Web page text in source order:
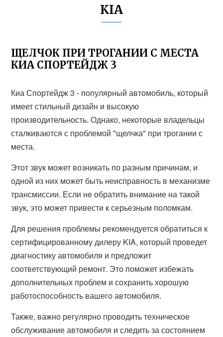
KIA
ЩЕЛЧОК ПРИ ТРОГАНИИ С МЕСТА
КИА СПОРТЕЙДЖ 3
Киа Спортейдж 3 - популярный автомобиль, который
имеет стильный дизайн и высокую
производительность. Однако, некоторые владельцы
сталкиваются с проблемой "щелчка" при трогании с
места.
Этот звук может возникать по разным причинам, и
одной из них может быть неисправность в механизме
трансмиссии. Если не обратить внимание на такой
звук, это может привести к серьезным поломкам.
Для решения проблемы рекомендуется обратиться к
сертифицированному дилеру KIA, который проведет
диагностику автомобиля и предложит
соответствующий ремонт. Это поможет избежать
дополнительных проблем и сохранить хорошую
работоспособность вашего автомобиля.
Также, важно регулярно проводить техническое
обслуживание автомобиля и следить за состоянием